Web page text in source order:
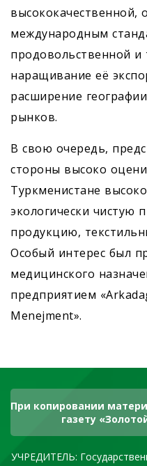
высококачественной,
международным
продовольственной и
наращивание её
расширение
рынков.
В свою очередь,
стороны высоко
Туркменистане
экологически чистую
продукцию,
Особый интерес был
медицинского
предприятием
Menejment».
При копировании
газету
УЧРЕДИТЕЛЬ: